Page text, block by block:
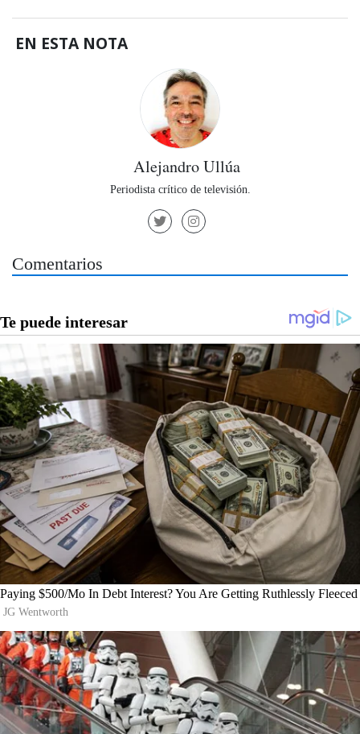
EN ESTA NOTA
Alejandro Ullúa
Periodista crítico de televisión.
Comentarios